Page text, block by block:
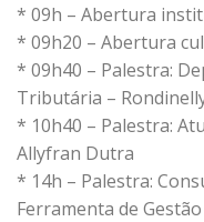
* 09h – Abertura
* 09h20 – Abertura
* 09h40 – Palestra:
Tributária –
* 10h40 – Palestra:
Allyfran Dutra
* 14h – Palestra:
Ferramenta de